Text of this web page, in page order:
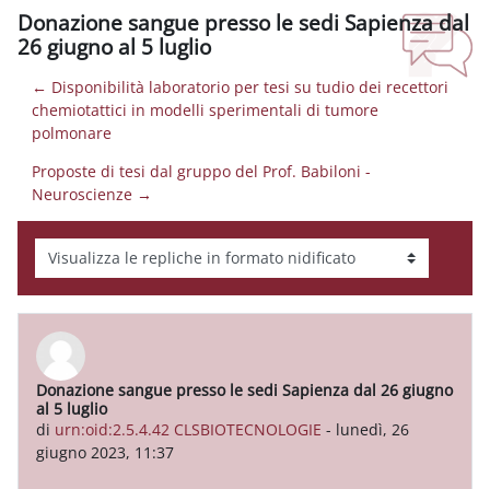
Donazione sangue presso le sedi Sapienza dal
26 giugno al 5 luglio
← Disponibilità laboratorio per tesi su tudio dei recettori
chemiotattici in modelli sperimentali di tumore
polmonare
Proposte di tesi dal gruppo del Prof. Babiloni -
Neuroscienze →
Modalità visualizzazione
Donazione sangue presso le sedi Sapienza dal 26 giugno
al 5 luglio
di urn:oid:2.5.4.42 CLSBIOTECNOLOGIE - lunedì, 26
giugno 2023, 11:37
Numero di risposte: 0